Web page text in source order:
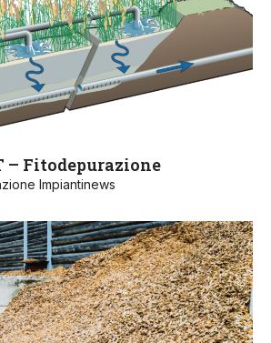
– Fitodepurazione
Impiantinews